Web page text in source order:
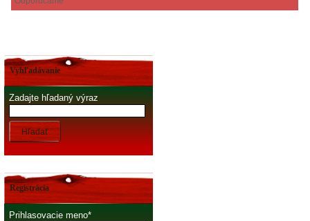
Vyhľadávanie
Zadajte hľadaný výraz
Hľadať
Registrácia
Prihlasovacie meno